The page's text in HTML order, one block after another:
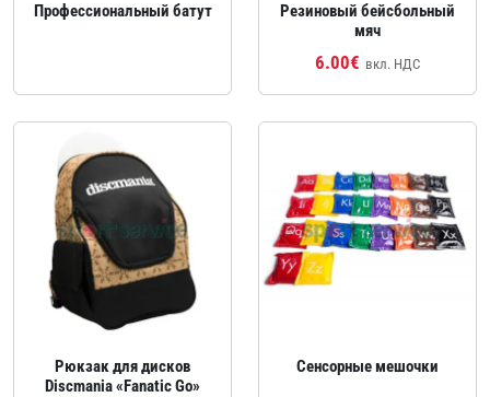
Профессиональный батут
Резиновый бейсбольный
мяч
6.00€ вкл. НДС
Рюкзак для дисков
Discmania «Fanatic Go»
Сенсорные мешочки